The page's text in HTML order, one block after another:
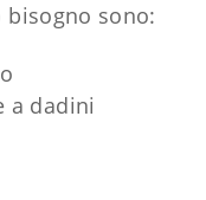
sono:
a dadini